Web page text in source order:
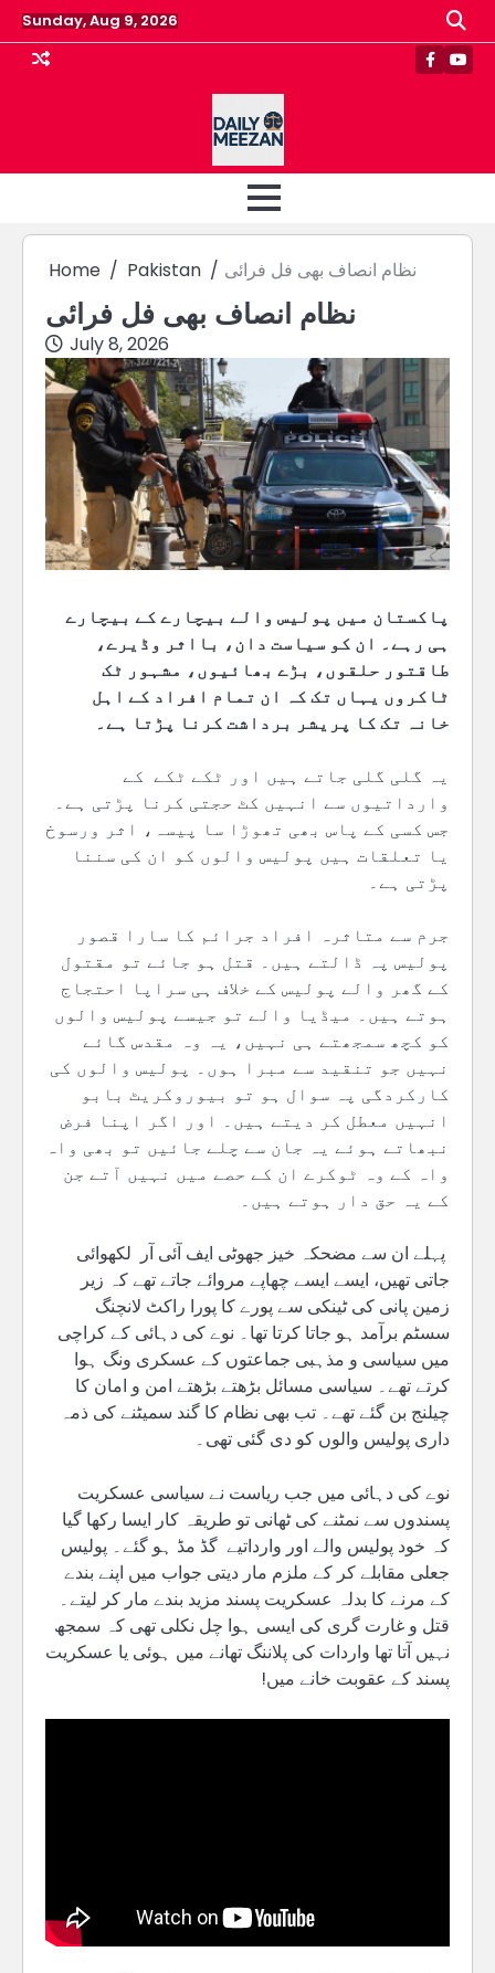
Skip
to
content
Sunday, Aug 9, 2026
Home Pakistan نظام انصاف بھی فل فرائی
نظام انصاف بھی فل فرائی
July 8, 2026
پاکستان میں پولیس والے بیچارے کے بیچارے
ہی رہے۔ ان کو سیاست دان، بااثر وڈیرے،
طاقتور حلقوں، بڑے بھائیوں، مشہور ٹک
ٹاکروں یہاں تک کہ ان تمام افراد کے اہل
خانہ تک کا پریشر برداشت کرنا پڑتا ہے۔
یہ گلی گلی جاتے ہیں اور ٹکے ٹکے کے
وارداتیوں سے انہیں کٹ حجتی کرنا پڑتی ہے۔
جس کسی کے پاس بھی تھوڑا سا پیسہ، اثر ورسوخ
یا تعلقات ہیں پولیس والوں کو ان کی سننا
پڑتی ہے۔
جرم سے متاثرہ افراد جرائم کا سارا قصور
پولیس پہ ڈالتے ہیں۔ قتل ہو جائے تو مقتول
کے گھر والے پولیس کے خلاف ہی سراپا احتجاج
ہوتے ہیں۔ میڈیا والے تو جیسے پولیس والوں
کو کچھ سمجھتے ہی نہیں، یہ وہ مقدس گائے
نہیں جو تنقید سے مبرا ہوں۔ پولیس والوں کی
کارکردگی پہ سوال ہو تو بیوروکریٹ بابو
انہیں معطل کر دیتے ہیں۔ اور اگر اپنا فرض
نبھاتے ہوئے یہ جان سے چلے جائیں تو بھی واہ
واہ کے وہ ٹوکرے ان کے حصے میں نہیں آتے جن
کے یہ حق دار ہوتے ہیں۔
پہلے ان سے مضحکہ خیز جھوٹی ایف آئی آر لکھوائی
جاتی تھیں، ایسے ایسے چھاپے مروائے جاتے تھے کہ زیر
زمین پانی کی ٹینکی سے پورے کا پورا راکٹ لانچنگ
سسٹم برآمد ہو جاتا کرتا تھا۔ نوے کی دہائی کے کراچی
میں سیاسی و مذہبی جماعتوں کے عسکری ونگ ہوا
کرتے تھے۔ سیاسی مسائل بڑھتے بڑھتے امن و امان کا
چیلنج بن گئے تھے۔ تب بھی نظام کا گند سمیٹنے کی ذمہ
داری پولیس والوں کو دی گئی تھی۔
نوے کی دہائی میں جب ریاست نے سیاسی عسکریت
پسندوں سے نمٹنے کی ٹھانی تو طریقہ کار ایسا رکھا گیا
کہ خود پولیس والے اور وارداتیے گڈ مڈ ہو گئے۔ پولیس
جعلی مقابلے کر کے ملزم مار دیتی جواب میں اپنے بندے
کے مرنے کا بدلہ عسکریت پسند مزید بندے مار کر لیتے۔
قتل و غارت گری کی ایسی ہوا چل نکلی تھی کہ سمجھ
نہیں آتا تھا واردات کی پلاننگ تھانے میں ہوئی یا عسکریت
پسند کے عقوبت خانے میں!